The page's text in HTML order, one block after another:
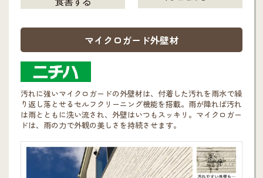
マイクロガード外壁材
汚れに強いマイクロガードの外壁材は、付着した汚れを雨水で繰
り返し落とせるセルフクリーニング機能を搭載。雨が降れば汚れ
は雨とともに洗い流され、外壁はいつもスッキリ。マイクロガー
ドは、雨の力で外観の美しさを持続させます。